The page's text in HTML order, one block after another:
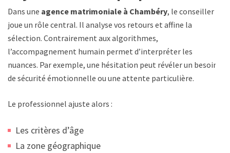
Dans une agence matrimoniale à Chambéry, le conseiller
joue un rôle central. Il analyse vos retours et affine la
sélection. Contrairement aux algorithmes,
l’accompagnement humain permet d’interpréter les
nuances. Par exemple, une hésitation peut révéler un besoin
de sécurité émotionnelle ou une attente particulière.
Le professionnel ajuste alors :
Les critères d’âge
La zone géographique